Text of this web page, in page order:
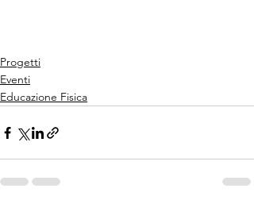
Progetti
Eventi
Educazione Fisica